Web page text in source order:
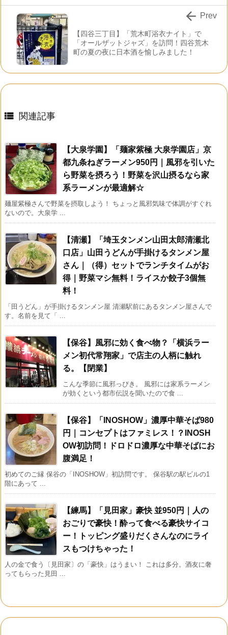
【四谷三丁目】「荒木町浴衣ナイト」で
「オールザットジャズ」を訪問！四谷荒木
町の夏の夜に日本酒を愉しみました！
 Prev
 関連記事
【大泉学園】「麺家紫極 大泉学園店」京
都九条ねぎラーメン950円｜風邪を引いた
ら野菜を摂ろう！野菜を沢山摂るなら家
系ラーメンが最適解☆
麺屋紫極さんで野菜を摂取しよう！ ちょっと風邪気味で体調がすぐれ
ないので。大泉学 ...
【清瀬】「埼玉タンメン山田太郎清瀬北
口店」山田うどんが手掛けるタンメン屋
さん｜（得）セットでランチタイムがお
得｜野菜マシ無料！ライスか餃子3個無
料！
「田うどん」が手掛けるタンメン屋 清瀬駅前にあるタンメン屋さんで
す。名前を見て「 ...
【保谷】風邪に効く食べ物？「横浜ラー
メン初代常翔家」で店主の人柄に触れ
る。【閉業】
こんな季節に風邪っぴき。 風邪には家系ラーメン
が効くという都市伝説を聞いたので食 ...
【保谷】「INOSHOW」濃厚中華そば980
円｜コンセプトはファミレス！？INOSH
OW初訪問！ドロドロ濃厚な中華そばにお
腹満足！
初めてのご縁 保谷の「INOSHOW」初訪問です。 保谷駅の駅ビルの1
階にあって ...
【練馬】「見田家」豪快 並950円｜人の
おごりで豪快！酔って食べる豪快サイコ
ー！トッピング盛りだくさんなのにライ
スもつけちゃった！
人の金で食う〔見田家〕の「豪快」はうまい！ これは多分。酒友に奢
ってもらった見田 ...